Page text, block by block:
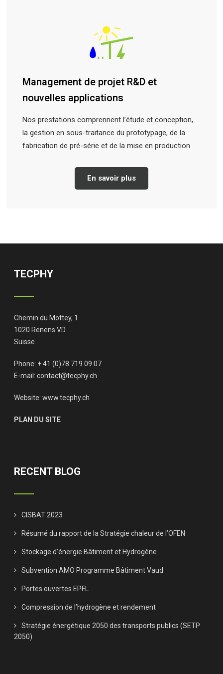
Management de projet R&D et
nouvelles applications
Nos prestations comprennent l’étude et conception,
la gestion en sous-traitance du prototypage, de la
fabrication de pré-série et de la mise en production
En savoir plus
TECPHY
Chemin du Mottey, 1
1020 Renens VD
Suisse
Phone: + 41 (0)78 719 09 07
E-mail:contact@tecphy.ch
Website:www.tecphy.ch
PLAN DU SITE
RECENT BLOG
CISBAT 2023
Résumé du rapport de la Stratégie chaleur de l’OFEN
Stockage d’énergie Bâtiment et Hydrogène
Subvention AMO Programme Bâtiment Vaud
Portes ouvertes EPFL
Compression de l’hydrogène et rendement
Stratégie énergétique 2050 des transports publics (SETP
2050)